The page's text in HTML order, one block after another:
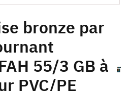
bronze par
55/3 GB à
PVC/PE